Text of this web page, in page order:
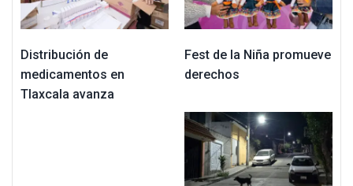
Distribución de
medicamentos en
Tlaxcala avanza
Fest de la Niña promueve
derechos